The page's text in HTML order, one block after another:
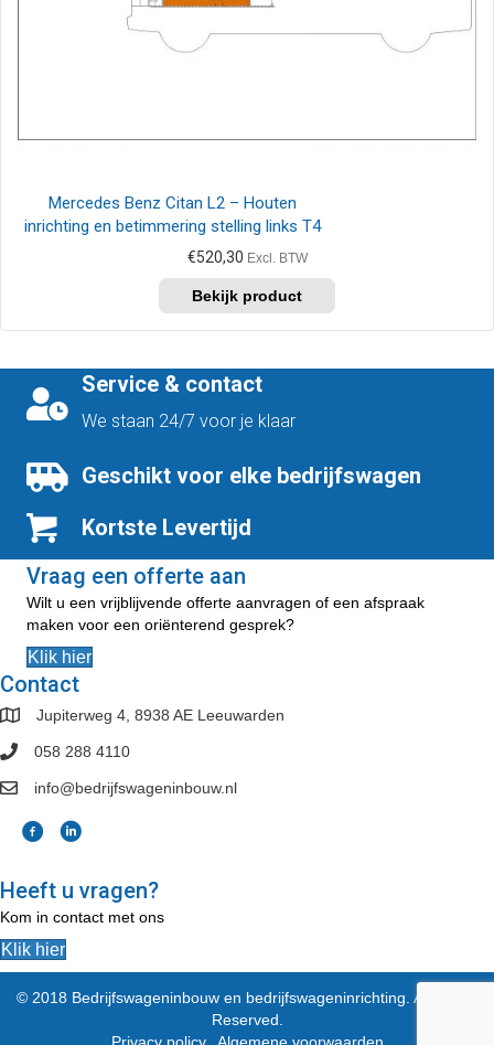
Mercedes Benz Citan L2 – Houten
inrichting en betimmering stelling links T4
€520,30 Excl. BTW
Service & contact
We staan 24/7 voor je klaar
Geschikt voor elke bedrijfswagen
Kortste Levertijd
Vraag een offerte aan
Wilt u een vrijblijvende offerte aanvragen of een afspraak
maken voor een oriënterend gesprek?
Klik hier
Contact
Jupiterweg 4, 8938 AE Leeuwarden
058 288 4110
info@bedrijfswageninbouw.nl
Heeft u vragen?
Kom in contact met ons
Klik hier
© 2018 Bedrijfswageninbouw en bedrijfswageninrichting. All Rights
Reserved.